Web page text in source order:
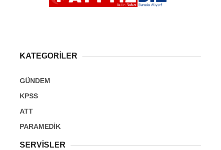
KATEGORİLER
GÜNDEM
KPSS
ATT
PARAMEDİK
SERVİSLER